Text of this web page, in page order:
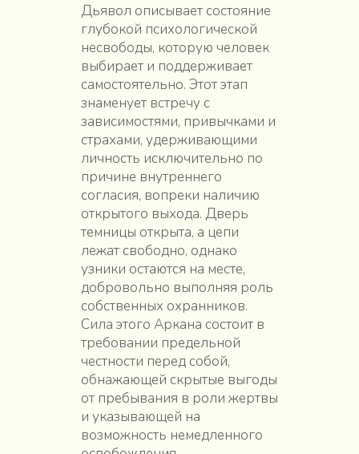
Дьявол описывает состояние
глубокой психологической
несвободы, которую человек
выбирает и поддерживает
самостоятельно. Этот этап
знаменует встречу с
зависимостями, привычками и
страхами, удерживающими
личность исключительно по
причине внутреннего
согласия, вопреки наличию
открытого выхода. Дверь
темницы открыта, а цепи
лежат свободно, однако
узники остаются на месте,
добровольно выполняя роль
собственных охранников.
Сила этого Аркана состоит в
требовании предельной
честности перед собой,
обнажающей скрытые выгоды
от пребывания в роли жертвы
и указывающей на
возможность немедленного